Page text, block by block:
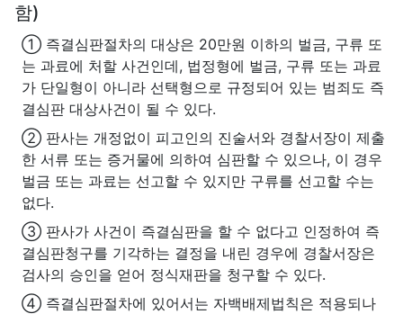
함)
① 즉결심판절차의 대상은 20만원 이하의 벌금, 구류 또
는 과료에 처할 사건인데, 법정형에 벌금, 구류 또는 과료
가 단일형이 아니라 선택형으로 규정되어 있는 범죄도 즉
결심판 대상사건이 될 수 있다.
② 판사는 개정없이 피고인의 진술서와 경찰서장이 제출
한 서류 또는 증거물에 의하여 심판할 수 있으나, 이 경우
벌금 또는 과료는 선고할 수 있지만 구류를 선고할 수는
없다.
③ 판사가 사건이 즉결심판을 할 수 없다고 인정하여 즉
결심판청구를 기각하는 결정을 내린 경우에 경찰서장은
검사의 승인을 얻어 정식재판을 청구할 수 있다.
④ 즉결심판절차에 있어서는 자백배제법칙은 적용되나